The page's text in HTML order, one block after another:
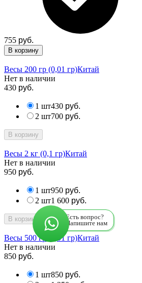
755 руб.
В корзину
Весы 200 гр (0,01 гр)Китай
Нет в наличии
430 руб.
1 шт430 руб.
2 шт700 руб.
В корзину
Весы 2 кг (0,1 гр)Китай
Нет в наличии
950 руб.
1 шт950 руб.
2 шт1 600 руб.
В корзину
Весы 500 гр (0,01 гр)Китай
Нет в наличии
850 руб.
1 шт850 руб.
Есть вопрос?
Напишите нам